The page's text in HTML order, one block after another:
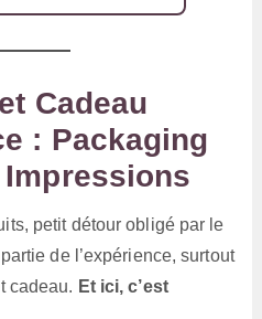
Cadeau
: Packaging
petit détour obligé par le
de l’expérience, surtout
cadeau. Et ici, c’est